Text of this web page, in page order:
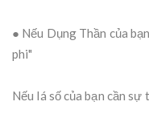
● Nếu Dụng Thần của
phi"
Nếu lá số của bạn cần